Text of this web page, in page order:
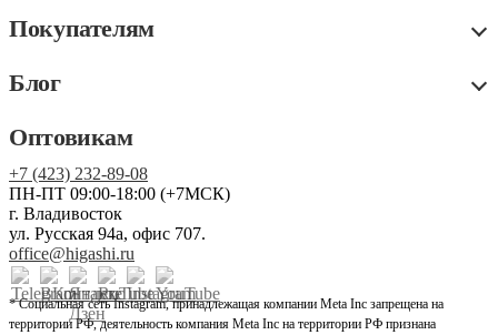
Покупателям
Блог
Оптовикам
+7 (423) 232-89-08
ПН-ПТ 09:00-18:00 (+7МСК)
г. Владивосток
ул. Русская 94а, офис 707.
office@higashi.ru
* Социальная сеть Instagram, принадлежащая компании Meta Inc запрещена на
территории РФ, деятельность компания Meta Inc на территории РФ признана